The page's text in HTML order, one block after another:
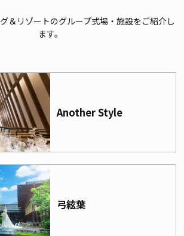
＆リゾートのグループ式場・施設をご紹介し
ます。
Another Style
弓絃葉